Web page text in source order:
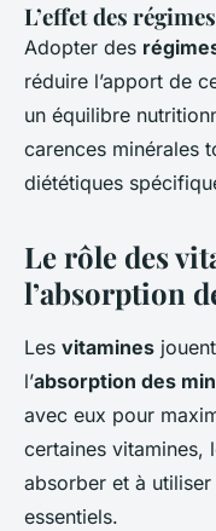
L’effet des
Adopter des
réduire l’apport de
un équilibre
carences minérales
diététiques
Le rôle des
l’absorption
Les vitamines
l’absorption des
avec eux pour
certaines vitamines,
absorber et à
essentiels.